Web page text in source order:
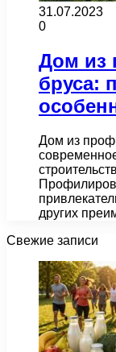
31.07.2023
0
Дом из
бруса:
Дом из
других
Свежие записи